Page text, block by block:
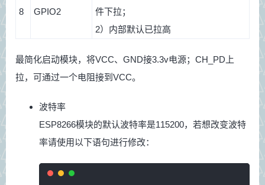
8 GPIO2
件下拉；
2）内部默认已拉高
最简化启动模块，将VCC、GND接3.3v电源；CH_PD上
拉，可通过一个电阻接到VCC。
波特率
ESP8266模块的默认波特率是115200，若想改变波特
率请使用以下语句进行修改：